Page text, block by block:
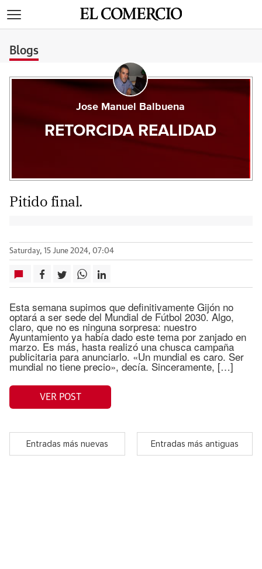
Blogs
Jose Manuel Balbuena
RETORCIDA REALIDAD
Pitido final.
Saturday, 15 June 2024, 07:04
Esta semana supimos que definitivamente Gijón no
optará a ser sede del Mundial de Fútbol 2030. Algo,
claro, que no es ninguna sorpresa: nuestro
Ayuntamiento ya había dado este tema por zanjado en
marzo. Es más, hasta realizó una chusca campaña
publicitaria para anunciarlo. «Un mundial es caro. Ser
mundial no tiene precio», decía. Sinceramente, […]
VER POST
Entradas más nuevas Entradas más antiguas